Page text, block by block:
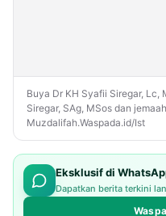
Buya Dr KH Syafii Siregar, Lc,
Siregar, SAg, MSos dan
Muzdalifah.Waspada.id/Ist
Eksklusif di
Dapatkan berita terkini